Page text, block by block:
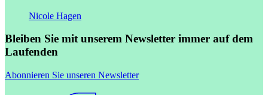
Nicole Hagen
Bleiben Sie mit unserem Newsletter immer auf dem
Laufenden
Abonnieren Sie unseren Newsletter